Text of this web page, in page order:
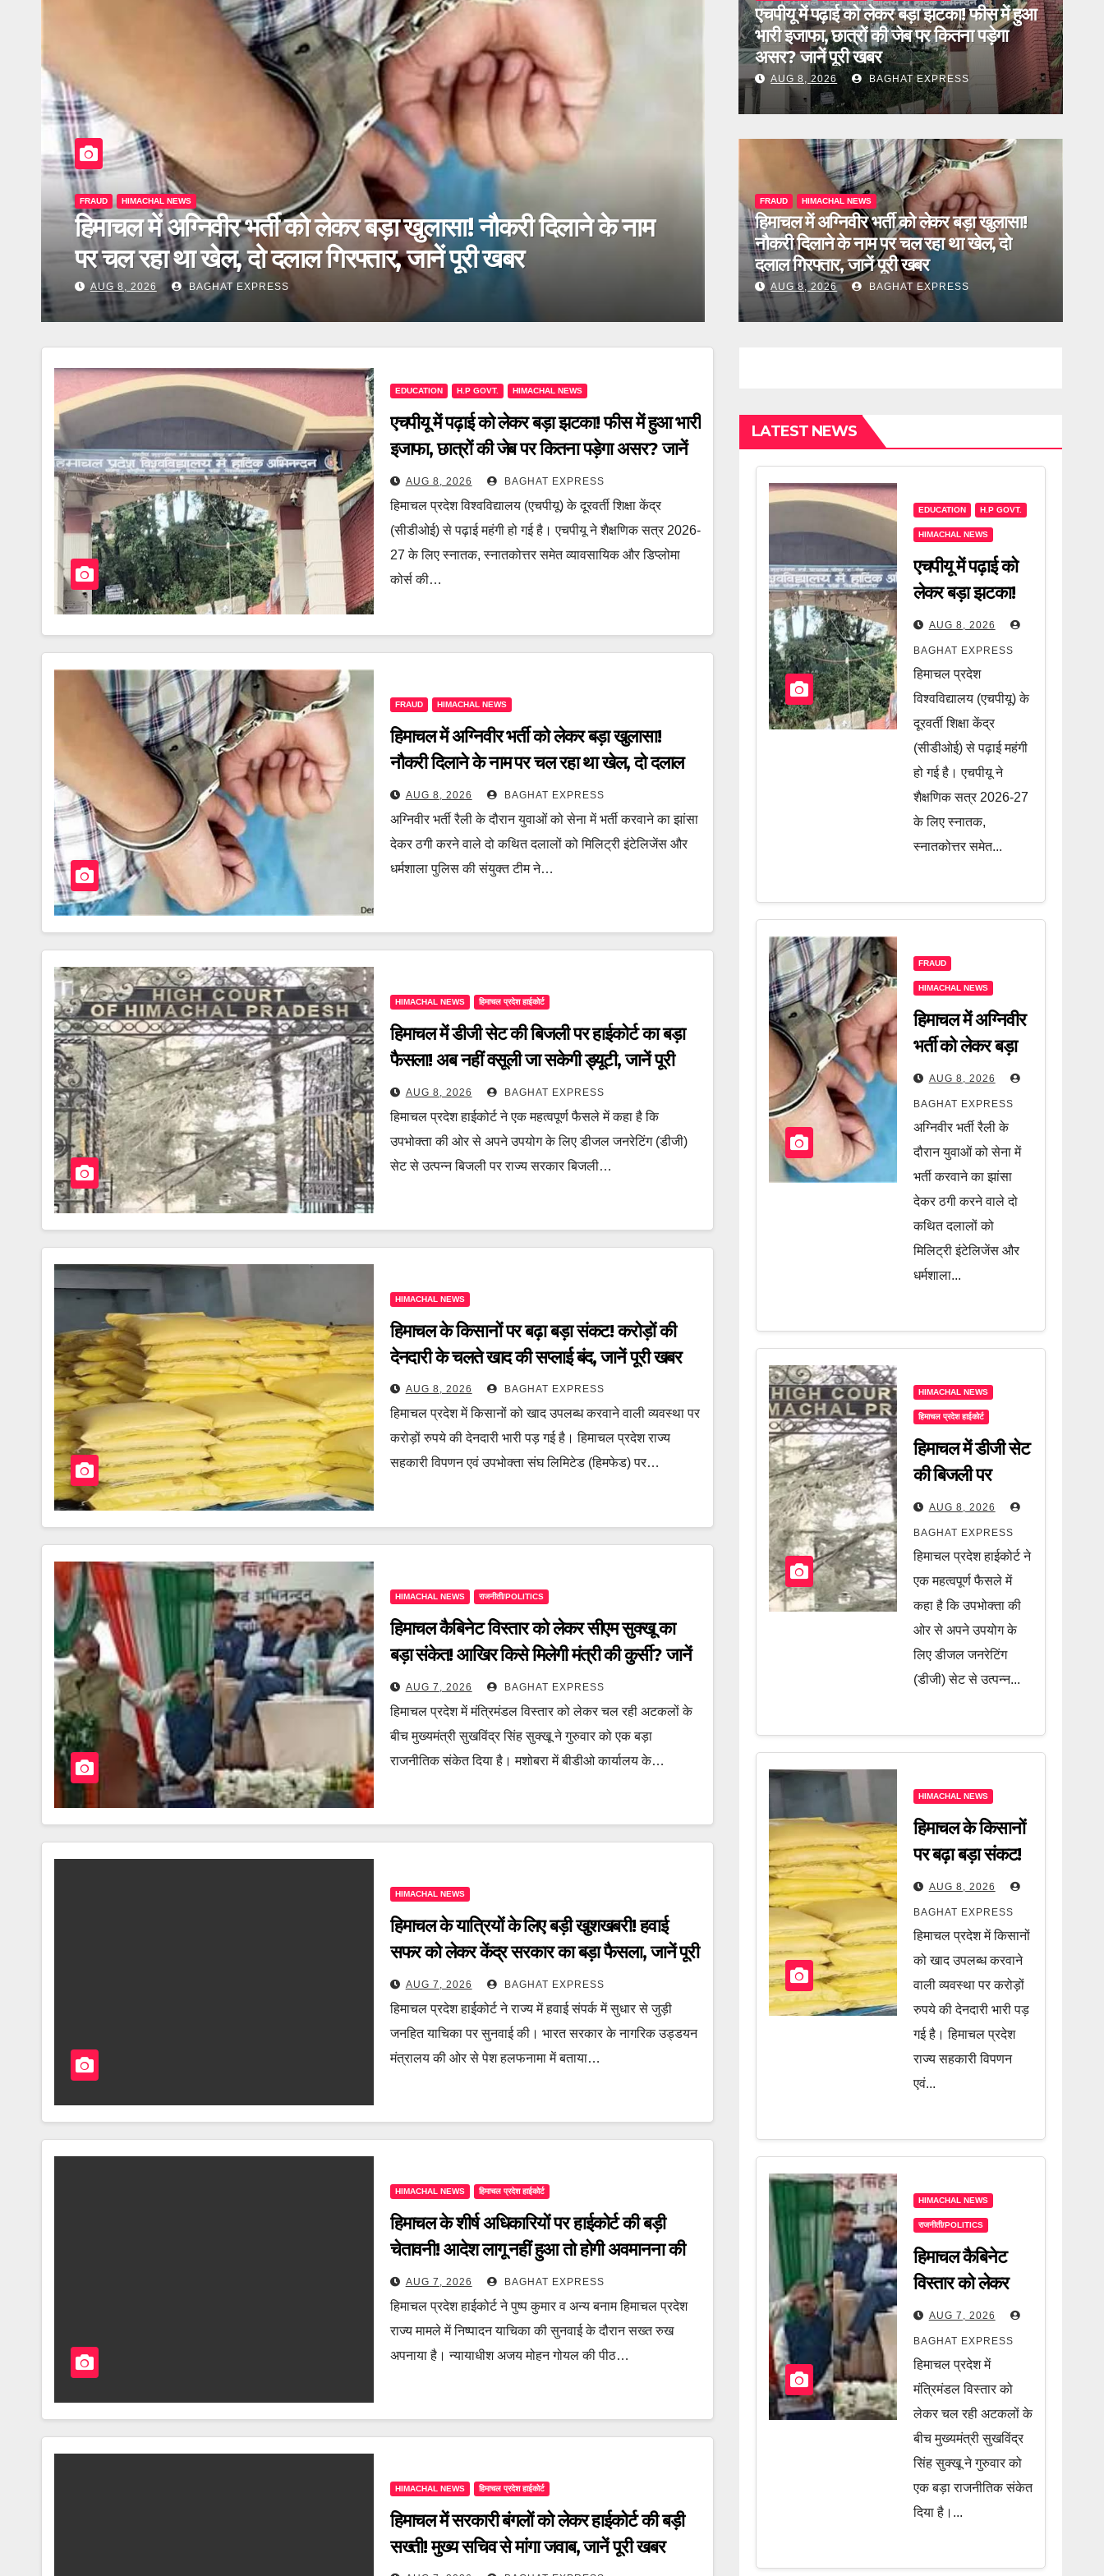
HIMACHAL NEWS हिमाचल प्रदेश हाईकोर्ट
हिमाचल में डीजी सेट की बिजली पर हाईकोर्ट का बड़ा फैसला! अब नहीं
वसूली जा सकेगी ड्यूटी, जानें पूरी खबर
AUG 8, 2026 BAGHAT EXPRESS
HIMACHAL NEWS
हिमाचल के किसानों पर बढ़ा बड़ा संकट!
खाद की सप्लाई बंद, जानें पूरी खबर
AUG 8, 2026 BAGHAT EXPRESS
एचपीयू में पढ़ाई को लेकर बड़ा झटका! फीस में हुआ
भारी इजाफा, छात्रों की जेब पर कितना पड़ेगा
असर? जानें पूरी खबर
AUG 8, 2026 BAGHAT EXPRESS
FRAUD HIMACHAL NEWS
हिमाचल में अग्निवीर भर्ती को लेकर बड़ा खुलासा!
नौकरी दिलाने के नाम पर चल रहा था खेल, दो
दलाल गिरफ्तार, जानें पूरी खबर
AUG 8, 2026 BAGHAT EXPRESS
EDUCATION H.P GOVT. HIMACHAL NEWS
एचपीयू में पढ़ाई को लेकर बड़ा झटका! फीस में हुआ भारी
इजाफा, छात्रों की जेब पर कितना पड़ेगा असर? जानें
पूरी खबर
AUG 8, 2026 BAGHAT EXPRESS
हिमाचल प्रदेश विश्वविद्यालय (एचपीयू) के दूरवर्ती शिक्षा केंद्र
(सीडीओई) से पढ़ाई महंगी हो गई है। एचपीयू ने शैक्षणिक सत्र 2026-
27 के लिए स्नातक, स्नातकोत्तर समेत व्यावसायिक और डिप्लोमा
कोर्स की…
FRAUD HIMACHAL NEWS
हिमाचल में अग्निवीर भर्ती को लेकर बड़ा खुलासा!
नौकरी दिलाने के नाम पर चल रहा था खेल, दो दलाल
गिरफ्तार, जानें पूरी खबर
AUG 8, 2026 BAGHAT EXPRESS
अग्निवीर भर्ती रैली के दौरान युवाओं को सेना में भर्ती करवाने का झांसा
देकर ठगी करने वाले दो कथित दलालों को मिलिट्री इंटेलिजेंस और
धर्मशाला पुलिस की संयुक्त टीम ने…
HIMACHAL NEWS हिमाचल प्रदेश हाईकोर्ट
हिमाचल में डीजी सेट की बिजली पर हाईकोर्ट का बड़ा
फैसला! अब नहीं वसूली जा सकेगी ड्यूटी, जानें पूरी
खबरAUG 8, 2026 BAGHAT EXPRESS
हिमाचल प्रदेश हाईकोर्ट ने एक महत्वपूर्ण फैसले में कहा है कि
उपभोक्ता की ओर से अपने उपयोग के लिए डीजल जनरेटिंग (डीजी)
सेट से उत्पन्न बिजली पर राज्य सरकार बिजली…
HIMACHAL NEWS
हिमाचल के किसानों पर बढ़ा बड़ा संकट! करोड़ों की
देनदारी के चलते खाद की सप्लाई बंद, जानें पूरी खबर
AUG 8, 2026 BAGHAT EXPRESS
हिमाचल प्रदेश में किसानों को खाद उपलब्ध करवाने वाली व्यवस्था पर
करोड़ों रुपये की देनदारी भारी पड़ गई है। हिमाचल प्रदेश राज्य
सहकारी विपणन एवं उपभोक्ता संघ लिमिटेड (हिमफेड) पर…
HIMACHAL NEWS राजनीती/POLITICS
हिमाचल कैबिनेट विस्तार को लेकर सीएम सुक्खू का
बड़ा संकेत! आखिर किसे मिलेगी मंत्री की कुर्सी? जानें
पूरी खबर
AUG 7, 2026 BAGHAT EXPRESS
हिमाचल प्रदेश में मंत्रिमंडल विस्तार को लेकर चल रही अटकलों के
बीच मुख्यमंत्री सुखविंद्र सिंह सुक्खू ने गुरुवार को एक बड़ा
राजनीतिक संकेत दिया है। मशोबरा में बीडीओ कार्यालय के…
HIMACHAL NEWS
हिमाचल के यात्रियों के लिए बड़ी खुशखबरी! हवाई
सफर को लेकर केंद्र सरकार का बड़ा फैसला, जानें पूरी
खबरAUG 7, 2026 BAGHAT EXPRESS
हिमाचल प्रदेश हाईकोर्ट ने राज्य में हवाई संपर्क में सुधार से जुड़ी
जनहित याचिका पर सुनवाई की। भारत सरकार के नागरिक उड्डयन
मंत्रालय की ओर से पेश हलफनामा में बताया…
HIMACHAL NEWS हिमाचल प्रदेश हाईकोर्ट
हिमाचल के शीर्ष अधिकारियों पर हाईकोर्ट की बड़ी
चेतावनी! आदेश लागू नहीं हुआ तो होगी अवमानना की
कार्रवाई, जानें पूरी खबर
AUG 7, 2026 BAGHAT EXPRESS
हिमाचल प्रदेश हाईकोर्ट ने पुष्प कुमार व अन्य बनाम हिमाचल प्रदेश
राज्य मामले में निष्पादन याचिका की सुनवाई के दौरान सख्त रुख
अपनाया है। न्यायाधीश अजय मोहन गोयल की पीठ…
HIMACHAL NEWS हिमाचल प्रदेश हाईकोर्ट
हिमाचल में सरकारी बंगलों को लेकर हाईकोर्ट की बड़ी
सख्ती! मुख्य सचिव से मांगा जवाब, जानें पूरी खबर
LATEST NEWS
EDUCATION H.P GOVT.
HIMACHAL NEWS
एचपीयू में पढ़ाई को
लेकर बड़ा झटका!
फीस में हुआ भारी
इजाफा, छात्रों की
जेब पर कितना पड़ेगा
असर? जानें पूरी
खबर
AUG 8, 2026
BAGHAT EXPRESS
हिमाचल प्रदेश
विश्वविद्यालय (एचपीयू) के
दूरवर्ती शिक्षा केंद्र
(सीडीओई) से पढ़ाई महंगी
हो गई है। एचपीयू ने
शैक्षणिक सत्र 2026-27
के लिए स्नातक,
स्नातकोत्तर समेत...
FRAUD
HIMACHAL NEWS
हिमाचल में अग्निवीर
भर्ती को लेकर बड़ा
खुलासा! नौकरी
दिलाने के नाम पर
चल रहा था खेल, दो
दलाल गिरफ्तार, जानें
पूरी खबर
AUG 8, 2026
BAGHAT EXPRESS
अग्निवीर भर्ती रैली के
दौरान युवाओं को सेना में
भर्ती करवाने का झांसा
देकर ठगी करने वाले दो
कथित दलालों को
मिलिट्री इंटेलिजेंस और
धर्मशाला...
HIMACHAL NEWS
हिमाचल प्रदेश हाईकोर्ट
हिमाचल में डीजी सेट
की बिजली पर
हाईकोर्ट का बड़ा
फैसला! अब नहीं
वसूली जा सकेगी
ड्यूटी, जानें पूरी
खबर
AUG 8, 2026
BAGHAT EXPRESS
हिमाचल प्रदेश हाईकोर्ट ने
एक महत्वपूर्ण फैसले में
कहा है कि उपभोक्ता की
ओर से अपने उपयोग के
लिए डीजल जनरेटिंग
(डीजी) सेट से उत्पन्न...
HIMACHAL NEWS
हिमाचल के किसानों
पर बढ़ा बड़ा संकट!
करोड़ों की देनदारी
के चलते खाद की
सप्लाई बंद, जानें पूरी
खबर
AUG 8, 2026
BAGHAT EXPRESS
हिमाचल प्रदेश में किसानों
को खाद उपलब्ध करवाने
वाली व्यवस्था पर करोड़ों
रुपये की देनदारी भारी पड़
गई है। हिमाचल प्रदेश
राज्य सहकारी विपणन
एवं...
HIMACHAL NEWS
राजनीती/POLITICS
हिमाचल कैबिनेट
विस्तार को लेकर
सीएम सुक्खू का बड़ा
संकेत! आखिर किसे
मिलेगी मंत्री की
कुर्सी? जानें पूरी
खबर
AUG 7, 2026
BAGHAT EXPRESS
हिमाचल प्रदेश में
मंत्रिमंडल विस्तार को
लेकर चल रही अटकलों के
बीच मुख्यमंत्री सुखविंद्र
सिंह सुक्खू ने गुरुवार को
एक बड़ा राजनीतिक संकेत
दिया है।...